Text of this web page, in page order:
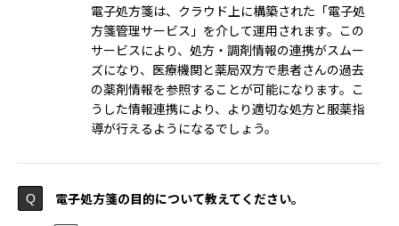
電子処方箋は、クラウド上に構築された「電子処
方箋管理サービス」を介して運用されます。この
サービスにより、処方・調剤情報の連携がスムー
ズになり、医療機関と薬局双方で患者さんの過去
の薬剤情報を参照することが可能になります。こ
うした情報連携により、より適切な処方と服薬指
導が行えるようになるでしょう。
電子処方箋の目的について教えてください。